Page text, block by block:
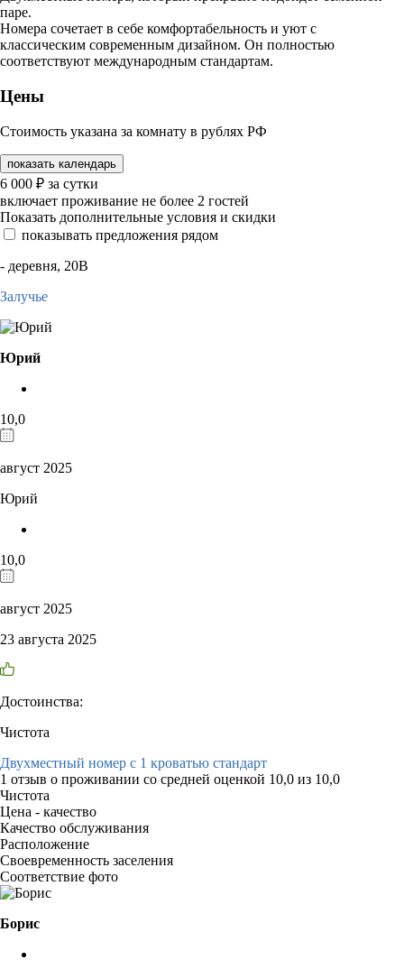
паре.
Номера сочетает в себе комфортабельность и уют с
классическим современным дизайном. Он полностью
соответствуют международным стандартам.
Цены
Стоимость указана за комнату в рублях РФ
показать календарь
6 000 ₽ за сутки
включает проживание не более 2 гостей
Показать дополнительные условия и скидки
показывать предложения рядом
- деревня, 20В
Залучье
Юрий
10,0
август 2025
Юрий
10,0
август 2025
23 августа 2025
Достоинства:
Чистота
Двухместный номер с 1 кроватью стандарт
1 отзыв о проживании со средней оценкой 10,0 из 10,0
Чистота
Цена - качество
Качество обслуживания
Расположение
Своевременность заселения
Соответствие фото
Борис